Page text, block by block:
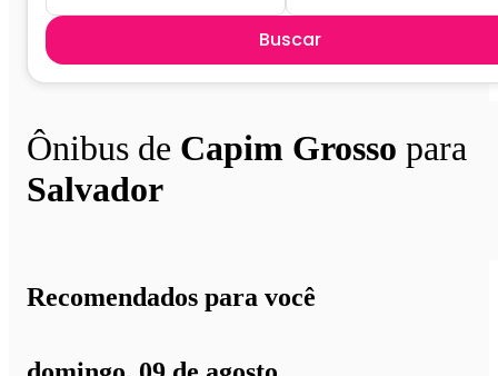
Buscar
Ônibus de Capim Grosso para
Salvador
Recomendados para você